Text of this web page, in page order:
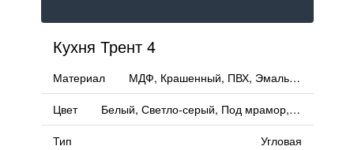
Кухня Трент 4
Материал
МДФ, Крашенный, ПВХ, Эмаль, Пленка
Цвет
Белый, Светло-серый, Под мрамор, Серый
Тип
Угловая